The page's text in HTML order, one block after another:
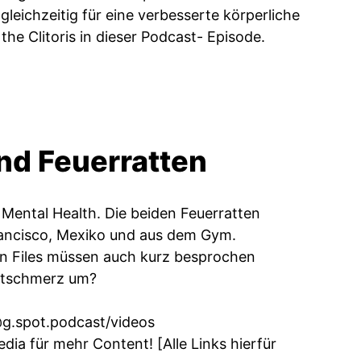
für eine verbesserte körperliche
Clitoris in dieser Podcast- Episode.
Feuerratten
Health. Die beiden Feuerratten
Mexiko und aus dem Gym.
Files müssen auch kurz besprochen
um?
videos
für mehr Content! [Alle Links hierfür